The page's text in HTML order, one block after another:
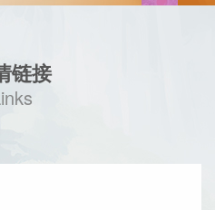
链接